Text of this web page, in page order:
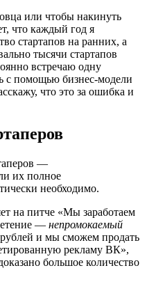
или чтобы накинуть
что каждый год я
стартапов на ранних, а
тысячи стартапов
встречаю одну
с помощью бизнес-модели
что это за ошибка и
—
их полное
необходимо.
на питче «Мы заработаем
— непромокаемый
и мы сможем продать
рекламу ВК»,
большое количество